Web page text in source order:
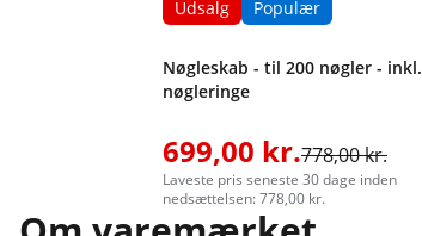
Udsalg Populær
Nøgleskab - til 200 nøgler - inkl.
nøgleringe
699,00 kr.778,00 kr.
Laveste pris seneste 30 dage inden
nedsættelsen: 778,00 kr.